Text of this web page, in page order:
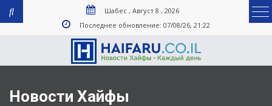
Шабес , Август 8 , 2026
Последнее обновление: 07/08/26, 21:22
Новости Хайфы